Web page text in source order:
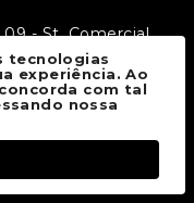
09 - St. Comercial,
© 2026.
tecnologias
experiência. Ao
com tal
nossa